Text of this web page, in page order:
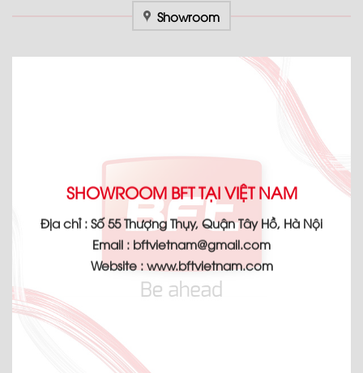
Showroom
SHOWROOM BFT TẠI VIỆT NAM
Địa chỉ : Số 55 Thượng Thụy, Quận Tây Hồ, Hà Nội
Email : bftvietnam@gmail.com
Website : www.bftvietnam.com